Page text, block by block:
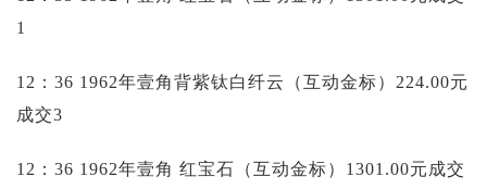
1
12：36 1962年壹角背紫钛白纤云（互动金标）224.00元
成交3
12：36 1962年壹角 红宝石（互动金标）1301.00元成交